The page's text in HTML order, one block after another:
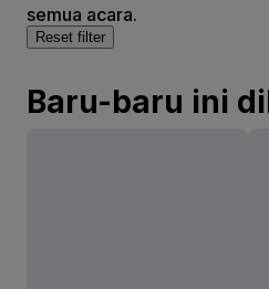
semua acara.
Reset filter
Baru-baru ini